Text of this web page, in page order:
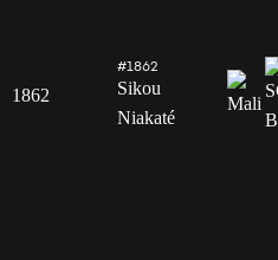
1862
#1862
Sikou
Niakaté